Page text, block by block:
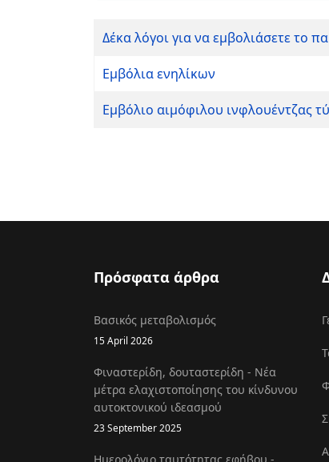
Δέκα λόγοι για να εμβολιάσετε το
Εμβόλια ενηλίκων
Εμβόλιο αιμόφιλου ινφλουέντζας
Πρόσφατα άρθρα
Βασικός μεταβολισμός
15 April 2026
Φιναστερίδη, δουταστερίδη - Νέα
μέτρα ελαχιστοποίησης του κίνδυνου
αυτοκτονικού ιδεασμού
23 September 2025